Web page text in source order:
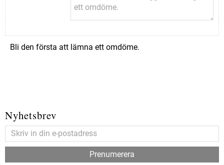
Bli den första att lämna ett omdöme.
Nyhetsbrev
Prenumerera